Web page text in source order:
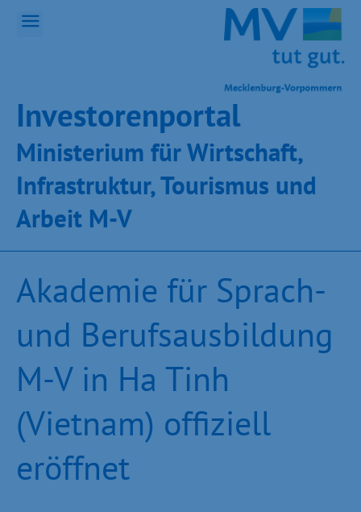
Inves­toren­por­tal
Ministeri­um für Wirt­schaft,
Infra­struk­tur, Tou­ris­mus und
Ar­beit M-V
Akademie für Sprach-
und Berufsausbildung
M-V in Ha Tinh
(Vietnam) offiziell
eröffnet